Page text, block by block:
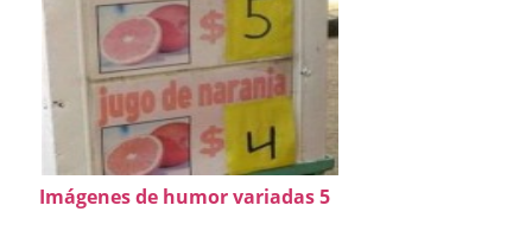
Imágenes de humor variadas 5